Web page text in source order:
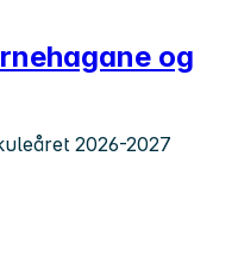
og
2026-2027